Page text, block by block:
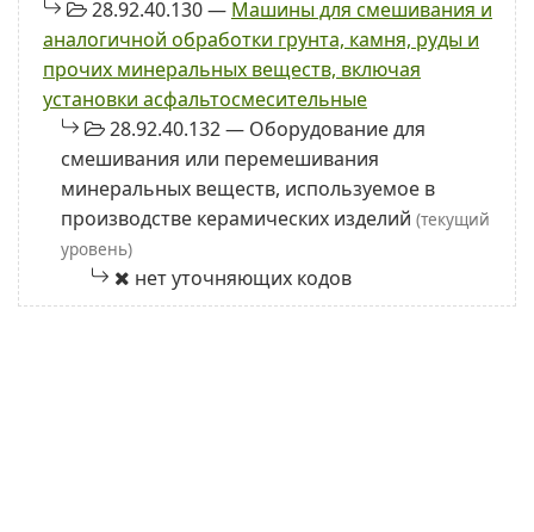
28.92.40.130 — Машины для смешивания и
аналогичной обработки грунта, камня, руды и
прочих минеральных веществ, включая
установки асфальтосмесительные
28.92.40.132 — Оборудование для
смешивания или перемешивания
минеральных веществ, используемое в
производстве керамических изделий (текущий
уровень)
нет уточняющих кодов